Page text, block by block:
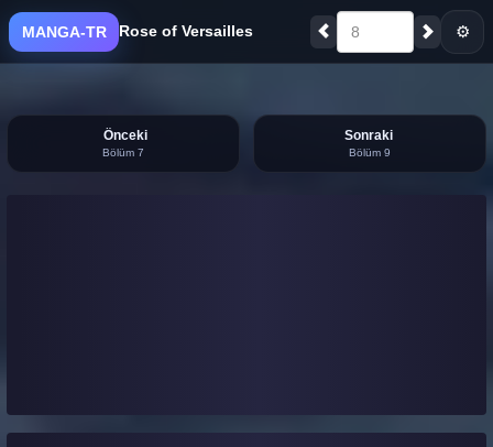
MANGA-TR Rose of Versailles 8 ⚙
Önceki
Bölüm 7
Sonraki
Bölüm 9